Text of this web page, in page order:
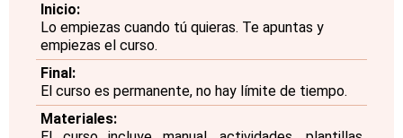
Inicio:
Lo empiezas cuando tú quieras. Te apuntas y
empiezas el curso.
Final:
El curso es permanente, no hay límite de tiempo.
Materiales: